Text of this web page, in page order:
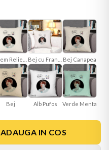
Bej Canapea
Bej Alb Pufos Verde Menta
ADAUGA IN COS